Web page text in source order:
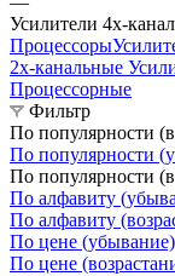
Усилители 4х-
Процессоры
2х-канальные
Процессорные
Фильтр
По популярности
По популярности
По популярности
По алфавиту
По алфавиту
По цене (убывание)
По цене